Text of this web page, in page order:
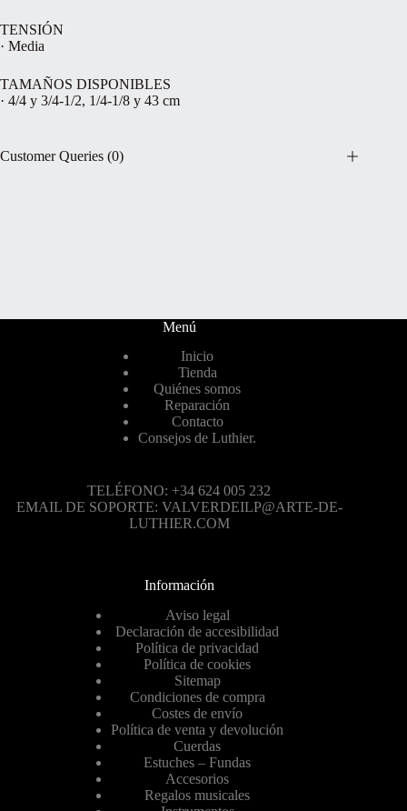
TENSIÓN
· Media
TAMAÑOS DISPONIBLES
· 4/4 y 3/4-1/2, 1/4-1/8 y 43 cm
Customer Queries (0)
Menú
Inicio
Tienda
Quiénes somos
Reparación
Contacto
Consejos de Luthier.
TELÉFONO: +34 624 005 232
EMAIL DE SOPORTE: VALVERDEILP@ARTE-DE-
LUTHIER.COM
Información
Aviso legal
Declaración de accesibilidad
Política de privacidad
Política de cookies
Sitemap
Condiciones de compra
Costes de envío
Política de venta y devolución
Cuerdas
Estuches – Fundas
Accesorios
Regalos musicales